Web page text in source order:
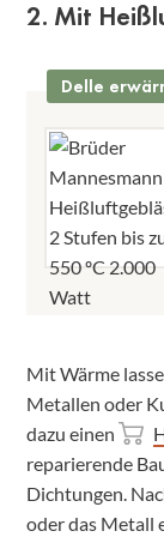
2. Mit
Mit Wärme
Metallen oder
dazu einen
reparierende
Dichtungen.
oder das Metall